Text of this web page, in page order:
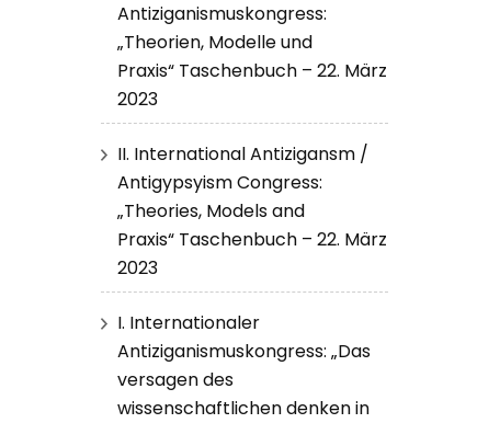
Antiziganismuskongress:
„Theorien, Modelle und
Praxis“ Taschenbuch – 22. März
2023
II. International Antizigansm /
Antigypsyism Congress:
„Theories, Models and
Praxis“ Taschenbuch – 22. März
2023
I. Internationaler
Antiziganismuskongress: „Das
versagen des
wissenschaftlichen denken in